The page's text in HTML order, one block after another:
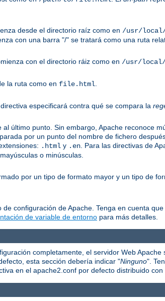
desde el directorio raíz como en /usr/
con una barra "/" se tratará como una ruta
con el directorio ráiz como en /usr/local/
la ruta como en file.html
especificará contra qué se compara la
al último punto. Sin embargo, Apache reconoce
por un punto del nombre de fichero
.html y .en . Para las directivas de
o minúsculas.
por un tipo de formato mayor y un tipo de
de configuración de Apache. Tenga en cuenta
de variable de entorno para más detalles.
completamente, el servidor Web
esta sección debería indicar "Ninguno".
en el apache2.conf por defecto distribuido con